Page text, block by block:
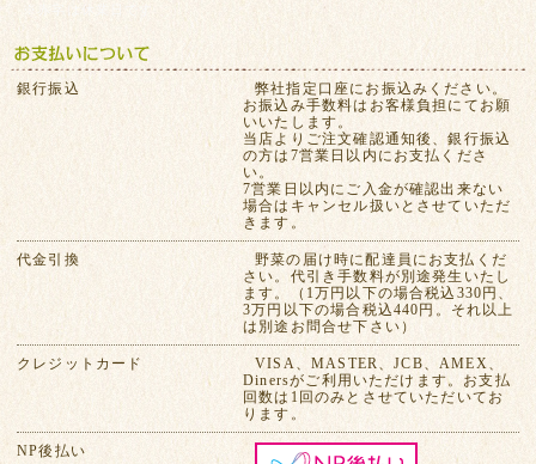
※赤字は休業日です
銀行振込
弊社指定口座にお振込みください。
お振込み手数料はお客様負担にてお願
いいたします。
当店よりご注文確認通知後、銀行振込
の方は7営業日以内にお支払くださ
い。
7営業日以内にご入金が確認出来ない
場合はキャンセル扱いとさせていただ
きます。
代金引換
野菜の届け時に配達員にお支払くだ
さい。代引き手数料が別途発生いたし
ます。（1万円以下の場合税込330円、
3万円以下の場合税込440円。それ以上
は別途お問合せ下さい）
クレジットカード
VISA、MASTER、JCB、AMEX、
Dinersがご利用いただけます。お支払
回数は1回のみとさせていただいてお
ります。
NP後払い